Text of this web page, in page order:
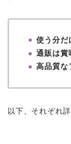
使う分だ
通販は賞
高品質な
以下、それぞれ